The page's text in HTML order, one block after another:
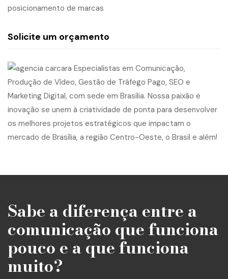
posicionamento de marcas
Solicite um orçamento
Sabe a diferença entre a
comunicação que funciona
pouco e a que funciona
muito?